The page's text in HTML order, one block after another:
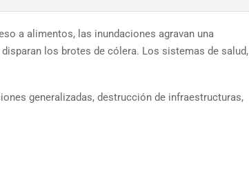
a alimentos, las inundaciones agravan una
los brotes de cólera. Los sistemas de salud,
generalizadas, destrucción de infraestructuras,